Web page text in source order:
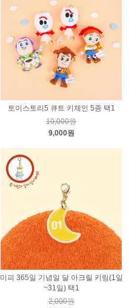
토이스토리5 큐트 키체인 5종 택1
10,000원
9,000원
미피 365일 기념일 달 아크릴 키링(1일
~31일) 택1
2,000원